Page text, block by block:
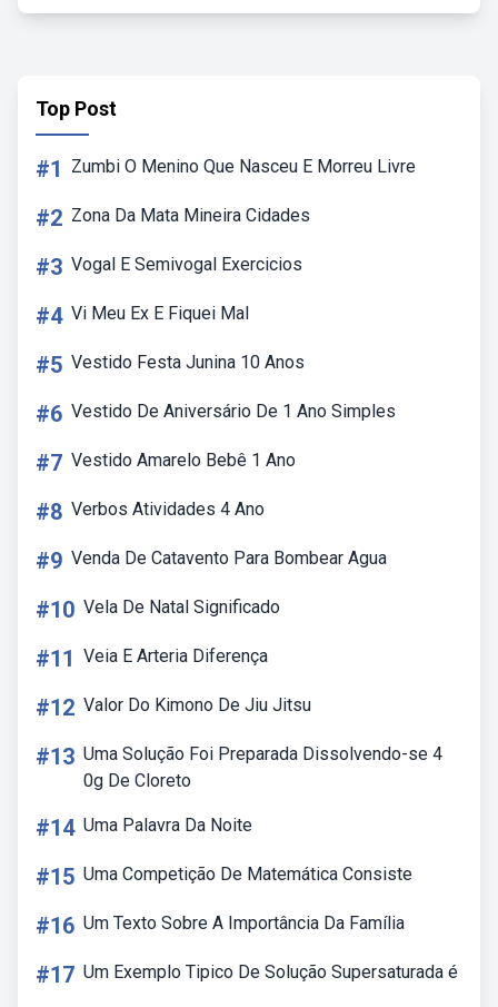
Top Post
#1 Zumbi O Menino Que Nasceu E Morreu Livre
#2 Zona Da Mata Mineira Cidades
#3 Vogal E Semivogal Exercicios
#4 Vi Meu Ex E Fiquei Mal
#5 Vestido Festa Junina 10 Anos
#6 Vestido De Aniversário De 1 Ano Simples
#7 Vestido Amarelo Bebê 1 Ano
#8 Verbos Atividades 4 Ano
#9 Venda De Catavento Para Bombear Agua
#10 Vela De Natal Significado
#11 Veia E Arteria Diferença
#12 Valor Do Kimono De Jiu Jitsu
#13 Uma Solução Foi Preparada Dissolvendo-se 4
0g De Cloreto
#14 Uma Palavra Da Noite
#15 Uma Competição De Matemática Consiste
#16 Um Texto Sobre A Importância Da Família
#17 Um Exemplo Tipico De Solução Supersaturada é